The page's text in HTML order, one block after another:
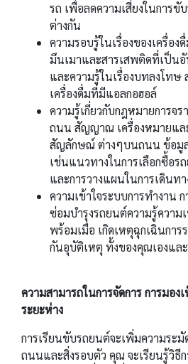
รถ เพื่อลดความเสี่ยงในการ
ต่างกัน
ความรอบรู้ในเรื่องของเครื่อ
มึนเมาและสารเสพติดที่เป็น
และความรู้ในเรื่องบทลงโทษ
เครื่องดื่มที่มีแอลกอฮอล์
ความรู้เกี่ยวกับกฎหมายการจ
ถนน สัญญาณ เครื่องหมายแ
สัญลักษณ์ ต่างๆบนถนน ข้อมู
เช่นแนวทางในการเลือกซื้อร
และการวางแผนในการเดินทา
ความเข้าใจระบบการทำงาน
ซ่อมบำรุงรถยนต์ความรู้ความ
พร้อมเมื่อ เกิดเหตุฉุกเฉินการ
กันอุบัติเหตุ ทั้งของคุณเองแ
ความสามารถในการจัดการ การมอง
ระยะห่าง
การเรียนขับรถยนต์จะเพิ่มความระ
ถนนและสิ่งรอบตัว คุณ จะเรียนรู้วิธีก